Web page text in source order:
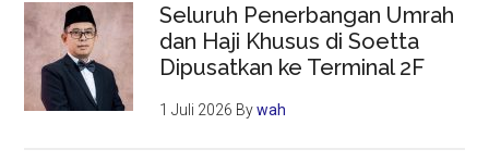
Seluruh Penerbangan Umrah
dan Haji Khusus di Soetta
Dipusatkan ke Terminal 2F
1 Juli 2026 Bywah